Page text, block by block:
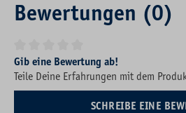
Bewertungen (0)
Durchschnittliche Bewertung von 0 von 5
Gib eine Bewertung ab!
Teile Deine Erfahrungen mit dem
SCHREIBE EINE